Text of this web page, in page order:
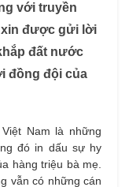
với truyền
được gửi lời
đất nước
đồng đội của
Nam là những
đó in dấu sự hy
hàng triệu bà mẹ.
vẫn có những cán